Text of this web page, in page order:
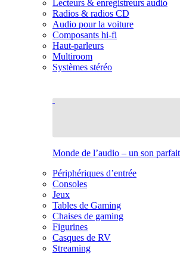
Lecteurs & enregistreurs audio
Radios & radios CD
Audio pour la voiture
Composants hi-fi
Haut-parleurs
Multiroom
Systèmes stéréo
Monde de l’audio – un son
Périphériques d’entrée
Consoles
Jeux
Tables de Gaming
Chaises de gaming
Figurines
Casques de RV
Streaming